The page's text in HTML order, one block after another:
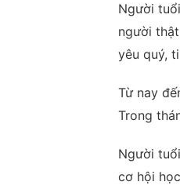
Người
người
yêu quý,
Từ nay
Trong
Người
cơ hội